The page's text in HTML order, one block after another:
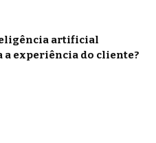
artificial
experiência do cliente?